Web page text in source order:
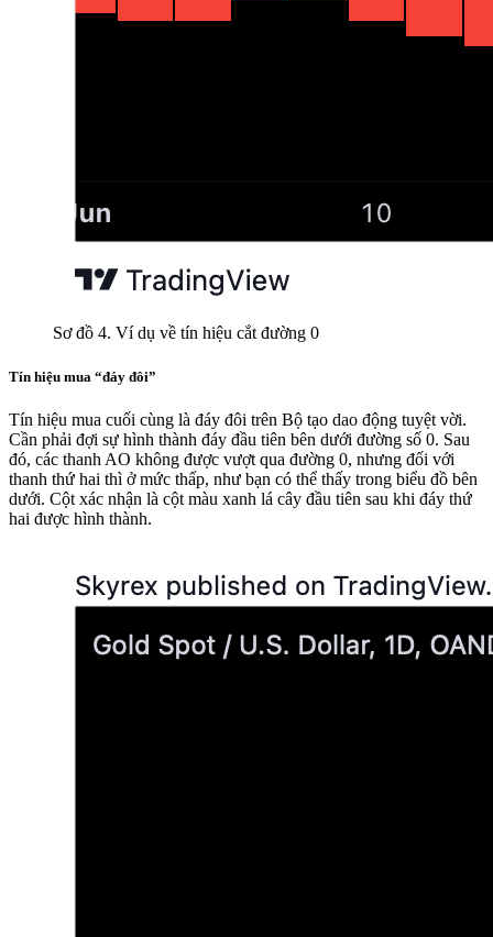
Sơ đồ 4. Ví dụ về tín hiệu cắt đường 0
Tín hiệu mua “đáy đôi”
Tín hiệu mua cuối cùng là đáy đôi trên Bộ tạo dao động tuyệt vời.
Cần phải đợi sự hình thành đáy đầu tiên bên dưới đường số 0. Sau
đó, các thanh AO không được vượt qua đường 0, nhưng đối với
thanh thứ hai thì ở mức thấp, như bạn có thể thấy trong biểu đồ bên
dưới. Cột xác nhận là cột màu xanh lá cây đầu tiên sau khi đáy thứ
hai được hình thành.